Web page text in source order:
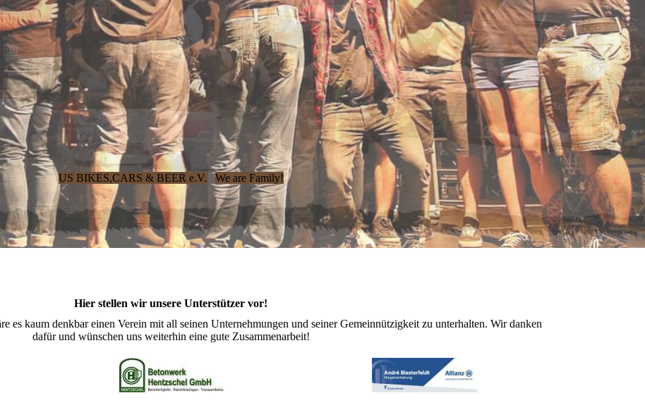
US BIKES,CARS & BEER e.V. We are Family!
Hier stellen wir unsere Unterstützer vor!
es kaum denkbar einen Verein mit all seinen Unternehmungen und seiner Gemeinnützigkeit zu unterhalten. Wir danken
dafür und wünschen uns weiterhin eine gute Zusammenarbeit!